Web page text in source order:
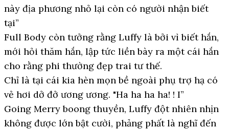
này địa phương nhỏ lại còn có người nhận biết
tại”
Full Body còn tưởng rằng Luffy là bởi vì biết hắn,
mới hỏi thăm hắn, lập tức liền bày ra một cái hắn
cho rằng phi thường đẹp trai tư thế.
Chỉ là tại cái kia hèn mọn bề ngoài phụ trợ hạ có
vẻ hơi dở đở ương ương. "Ha ha ha ha! ! I”
Going Merry boong thuyền, Luffy đột nhiên nhịn
không được lớn bật cười, phảng phất là nghĩ đến